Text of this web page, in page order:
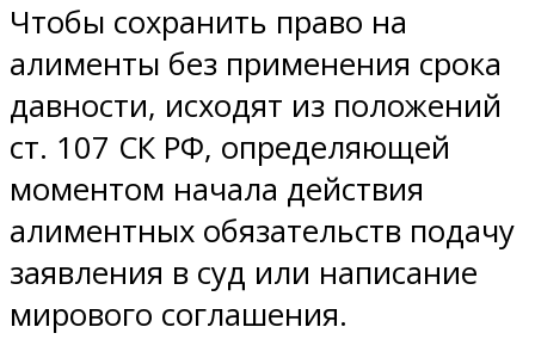
Чтобы сохранить право на
алименты без применения срока
давности, исходят из положений
ст. 107 СК РФ, определяющей
моментом начала действия
алиментных обязательств подачу
заявления в суд или написание
мирового соглашения.